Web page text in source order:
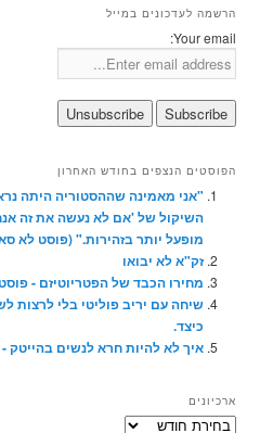
הרשמה לעדכונים במייל
Your email:
הפוסטים הנצפים בחודש האחרון
"אני מאמינה שההסטוריה היתה
השיקול של 'אם לא נעשה את זה
מופעל יותר בזהירות." (פוסט לא
זק"א לא יבואו
מחירו הכבד של הפטריוטיזם -
שיחה עם יריב פוליטי בלי לרצות
כיצד.
איך לא להיות חרא לנשים בהייטק
ארכיונים
ארכיונים